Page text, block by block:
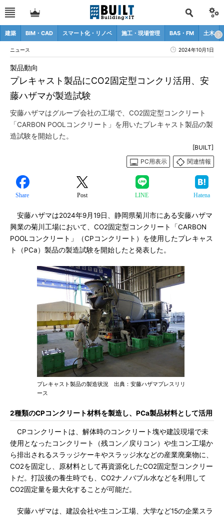
建築 BIM・CAD スマート化・リノベ 施工・現場管理 BAS・FM 土木
ニュース 2024年10月1日
プレキャスト製品にCO2固定型コンクリ活用、安
藤ハザマが製造試験
製品動向
安藤ハザマはグループ会社の工場で、CO2固定型コンクリート
「CARBON POOLコンクリート」を用いたプレキャスト製品の製
造試験を開始した。
[BUILT]
PC用表示
関連情報
Share Post LINE Hatena
安藤ハザマは2024年9月19日、静岡県菊川市にある安藤ハザマ
興業の菊川工場において、CO2固定型コンクリート「CARBON
POOLコンクリート」（CPコンクリート）を使用したプレキャス
ト（PCa）製品の製造試験を開始したと発表した。
プレキャスト製品の製造状況 出典：安藤ハザマプレスリリ
ース
2種類のCPコンクリート材料を製造し、PCa製品材料として活用
CPコンクリートは、解体時のコンクリート塊や建設現場で未
使用となったコンクリート（残コン／戻りコン）や生コン工場か
ら排出されるスラッジケーキやスラッジ水などの産業廃棄物に、
CO2を固定し、原材料として再資源化したCO2固定型コンクリー
トだ。打設後の養生時でも、CO2ナノバブル水などを利用して
CO2固定量を最大化することが可能だ。
安藤ハザマは、建設会社や生コン工場、大学など15の企業スラ